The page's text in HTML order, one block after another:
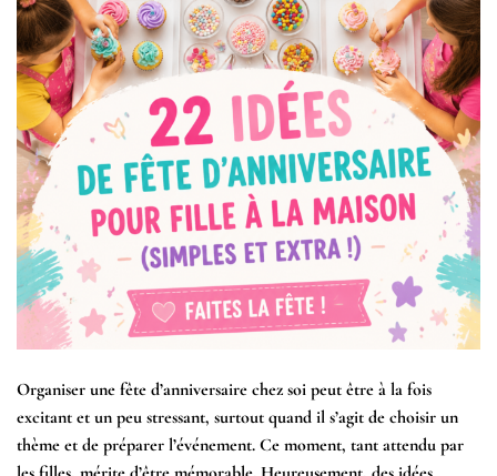
Organiser une fête d’anniversaire chez soi peut être à la fois
excitant et un peu stressant, surtout quand il s’agit de choisir un
thème et de préparer l’événement. Ce moment, tant attendu par